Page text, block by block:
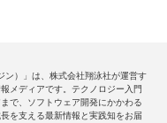
ン）」は、株式会社翔泳社が運営す
メディアです。テクノロジー入門
で、ソフトウェア開発にかかわる
を支える最新情報と実践知をお届